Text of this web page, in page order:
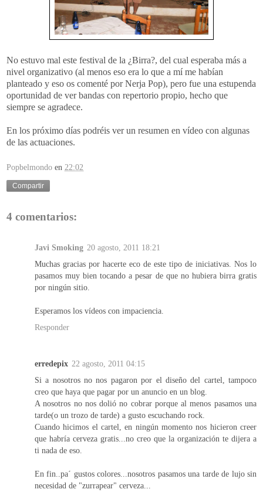
No estuvo mal este festival de la ¿Birra?, del cual esperaba más a
nivel organizativo (al menos eso era lo que a mí me habían
planteado y eso os comenté por Nerja Pop), pero fue una estupenda
oportunidad de ver bandas con repertorio propio, hecho que
siempre se agradece.
En los próximo días podréis ver un resumen en vídeo con algunas
de las actuaciones.
Popbelmondo en 22:02
Compartir
4 comentarios:
Javi Smoking 20 agosto, 2011 18:21
Muchas gracias por hacerte eco de este tipo de iniciativas. Nos lo
pasamos muy bien tocando a pesar de que no hubiera birra gratis
por ningún sitio.
Esperamos los vídeos con impaciencia.
Responder
erredepix 22 agosto, 2011 04:15
Si a nosotros no nos pagaron por el diseño del cartel, tampoco
creo que haya que pagar por un anuncio en un blog.
A nosotros no nos dolió no cobrar porque al menos pasamos una
tarde(o un trozo de tarde) a gusto escuchando rock.
Cuando hicimos el cartel, en ningún momento nos hicieron creer
que habría cerveza gratis...no creo que la organización te dijera a
ti nada de eso.
En fin..pa´ gustos colores...nosotros pasamos una tarde de lujo sin
necesidad de "zurrapear" cerveza...